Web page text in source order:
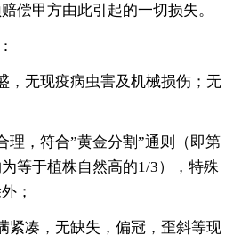
偿甲方由此引起的一切损失。
，无现疫病虫害及机械损伤；无
理，符合”黄金分割”通则（即第
等于植株自然高的1/3），特殊
；
紧凑，无缺失，偏冠，歪斜等现